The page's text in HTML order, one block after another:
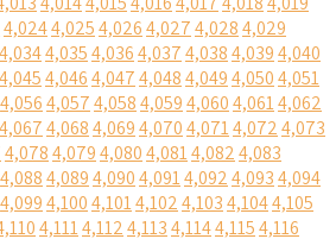
4,0244,0254,0264,0274,0284,029
4,0344,0354,0364,0374,0384,0394,040
4,0454,0464,0474,0484,0494,0504,051
4,0564,0574,0584,0594,0604,0614,062
4,0674,0684,0694,0704,0714,0724,073
4,0784,0794,0804,0814,0824,083
4,0884,0894,0904,0914,0924,0934,094
4,0994,1004,1014,1024,1034,1044,105
4,1114,1124,1134,1144,1154,116